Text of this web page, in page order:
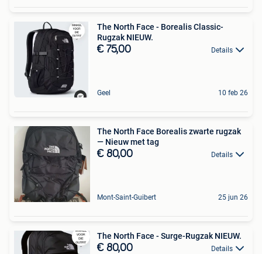
The North Face - Borealis Classic-
Rugzak NIEUW.
€ 75,00 Details
Geel 10 feb 26
The North Face Borealis zwarte rugzak
— Nieuw met tag
€ 80,00 Details
Mont-Saint-Guibert 25 jun 26
The North Face - Surge-Rugzak NIEUW.
€ 80,00 Details